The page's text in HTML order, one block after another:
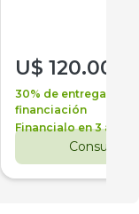
U$ 120.000
30% de entrega +
financiación
Financialo en 3 años
Consultar